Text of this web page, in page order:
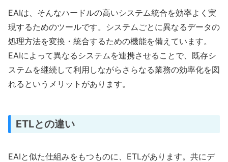
EAIは、そんなハードルの高いシステム統合を効率よく実
現するためのツールです。システムごとに異なるデータの
処理方法を変換・統合するための機能を備えています。
EAIによって異なるシステムを連携させることで、既存シ
ステムを継続して利用しながらさらなる業務の効率化を図
れるというメリットがあります。
ETLとの違い
EAIと似た仕組みをもつものに、ETLがあります。共にデ